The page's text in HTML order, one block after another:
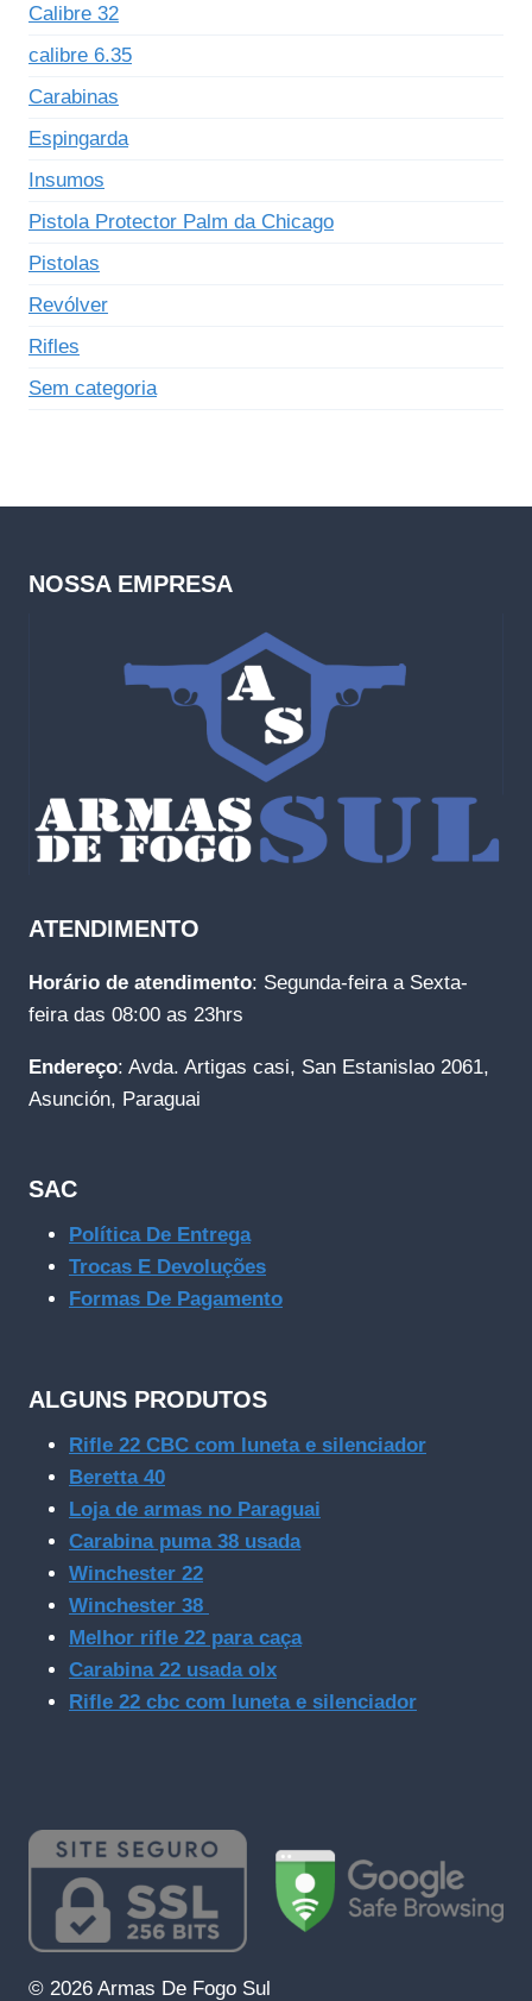
Calibre 32
calibre 6.35
Carabinas
Espingarda
Insumos
Pistola Protector Palm da Chicago
Pistolas
Revólver
Rifles
Sem categoria
NOSSA EMPRESA
ATENDIMENTO
Horário de atendimento: Segunda-feira a Sexta-
feira das 08:00 as 23hrs
Endereço: Avda. Artigas casi, San Estanislao 2061,
Asunción, Paraguai
SAC
Política De Entrega
Trocas E Devoluções
Formas De Pagamento
ALGUNS PRODUTOS
Rifle 22 CBC com luneta e silenciador
Beretta 40
Loja de armas no Paraguai
Carabina puma 38 usada
Winchester 22
Winchester 38
Melhor rifle 22 para caça
Carabina 22 usada olx
Rifle 22 cbc com luneta e silenciador
© 2026 Armas De Fogo Sul